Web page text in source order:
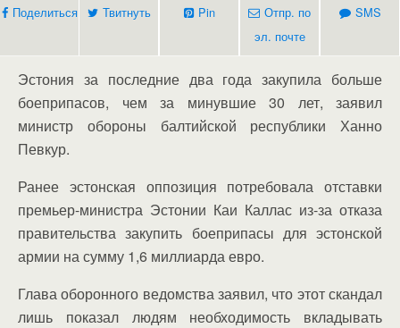
Поделиться Твитнуть Pin
Отпр. по
эл. почте
SMS
Эстония за последние два года закупила больше
боеприпасов, чем за минувшие 30 лет, заявил
министр обороны балтийской республики Ханно
Певкур.
Ранее эстонская оппозиция потребовала отставки
премьер-министра Эстонии Каи Каллас из-за отказа
правительства закупить боеприпасы для эстонской
армии на сумму 1,6 миллиарда евро.
Глава оборонного ведомства заявил, что этот скандал
лишь показал людям необходимость вкладывать